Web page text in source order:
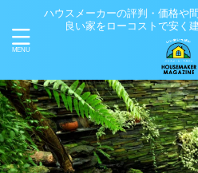
ハウスメーカーの評判・価格や
良い家をローコストで安く